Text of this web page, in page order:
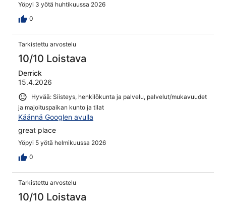
Yöpyi 3 yötä huhtikuussa 2026
0
Tarkistettu arvostelu
10/10 Loistava
Derrick
15.4.2026
Hyvää: Siisteys, henkilökunta ja palvelu, palvelut/mukavuudet
ja majoituspaikan kunto ja tilat
Käännä Googlen avulla
great place
Yöpyi 5 yötä helmikuussa 2026
0
Tarkistettu arvostelu
10/10 Loistava